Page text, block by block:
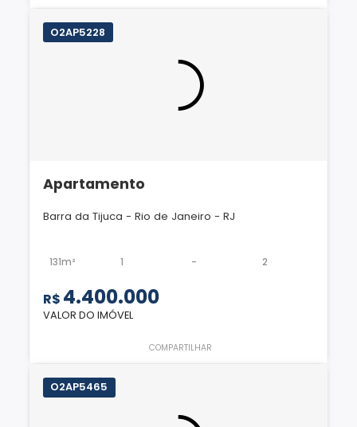
O2AP5228
Apartamento
Barra da Tijuca - Rio de Janeiro - RJ
131m² 1 - 2
R$ 4.400.000
VALOR DO IMÓVEL
COMPARTILHAR
O2AP5465